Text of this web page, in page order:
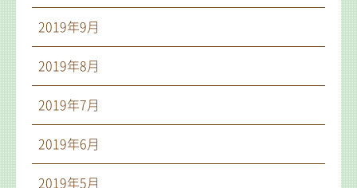
2019年9月
2019年8月
2019年7月
2019年6月
2019年5月